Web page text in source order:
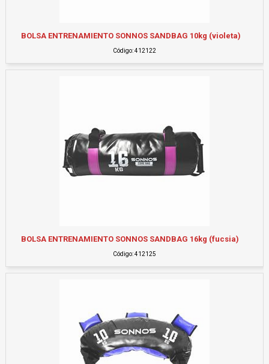
BOLSA ENTRENAMIENTO SONNOS SANDBAG 10kg (violeta)
Código: 412122
BOLSA ENTRENAMIENTO SONNOS SANDBAG 16kg (fucsia)
Código: 412125